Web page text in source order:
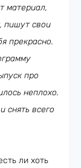
материал,
пишут свои
прекрасно.
про
неплохо.
снять всего
ли хоть